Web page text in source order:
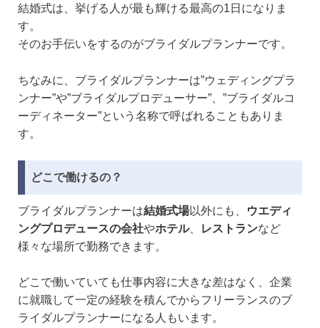
結婚式は、挙げる人が最も輝ける最高の1日になりま
す。
そのお手伝いをするのがブライダルプランナーです。
ちなみに、ブライダルプランナーは”ウェディングプラ
ンナー”や”ブライダルプロデューサー”、”ブライダルコ
ーディネーター”という名称で呼ばれることもありま
す。
どこで働けるの？
ブライダルプランナーは結婚式場以外にも、
ウエディ
ングプロデュースの会社やホテル、 レストランなど
様々な場所で勤務できます。
どこで働いていても仕事内容に大きな差はなく、企業
に就職して一定の経験を積んでからフリーランスのブ
ライダルプランナーになる人もいます。